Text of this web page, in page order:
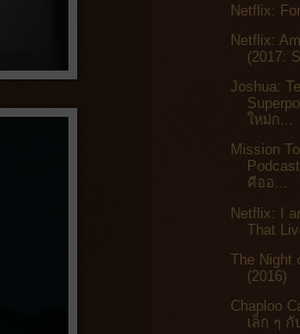
Netflix:
Netflix:
(2017:
Joshua:
ใหม่ก...
Mission
คืออ...
Netflix: I
That
The Night
(2016)
Chaploo
เล็ก ๆ กั